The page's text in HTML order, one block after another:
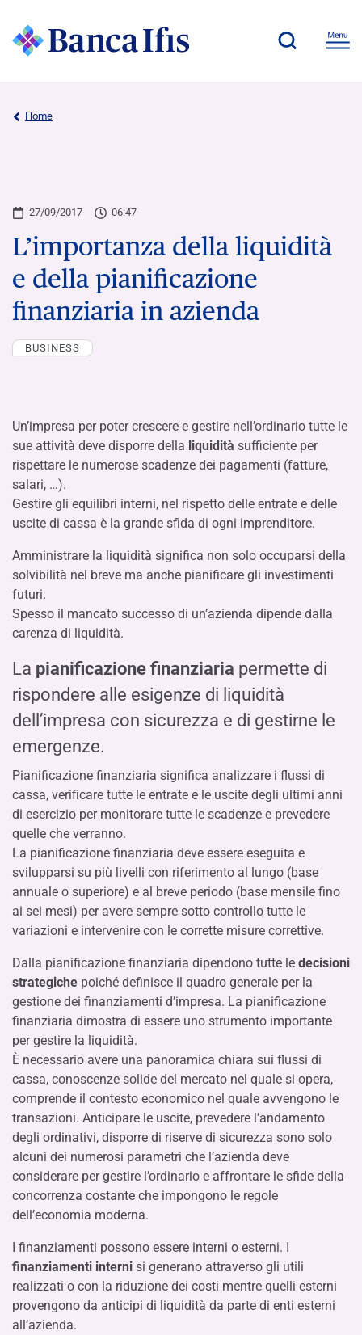
Home
27/09/2017 06:47
L’importanza della liquidità
e della pianificazione
finanziaria in azienda
BUSINESS
Un’impresa per poter crescere e gestire nell’ordinario tutte le
sue attività deve disporre della liquidità sufficiente per
rispettare le numerose scadenze dei pagamenti (fatture,
salari, …).
Gestire gli equilibri interni, nel rispetto delle entrate e delle
uscite di cassa è la grande sfida di ogni imprenditore.
Amministrare la liquidità significa non solo occuparsi della
solvibilità nel breve ma anche pianificare gli investimenti
futuri.
Spesso il mancato successo di un’azienda dipende dalla
carenza di liquidità.
La pianificazione finanziaria permette di
rispondere alle esigenze di liquidità
dell’impresa con sicurezza e di gestirne le
emergenze.
Pianificazione finanziaria significa analizzare i flussi di
cassa, verificare tutte le entrate e le uscite degli ultimi anni
di esercizio per monitorare tutte le scadenze e prevedere
quelle che verranno.
La pianificazione finanziaria deve essere eseguita e
svilupparsi su più livelli con riferimento al lungo (base
annuale o superiore) e al breve periodo (base mensile fino
ai sei mesi) per avere sempre sotto controllo tutte le
variazioni e intervenire con le corrette misure correttive.
Dalla pianificazione finanziaria dipendono tutte le decisioni
strategiche poiché definisce il quadro generale per la
gestione dei finanziamenti d’impresa. La pianificazione
finanziaria dimostra di essere uno strumento importante
per gestire la liquidità.
È necessario avere una panoramica chiara sui flussi di
cassa, conoscenze solide del mercato nel quale si opera,
comprende il contesto economico nel quale avvengono le
transazioni. Anticipare le uscite, prevedere l’andamento
degli ordinativi, disporre di riserve di sicurezza sono solo
alcuni dei numerosi parametri che l’azienda deve
considerare per gestire l’ordinario e affrontare le sfide della
concorrenza costante che impongono le regole
dell’economia moderna.
I finanziamenti possono essere interni o esterni. I
finanziamenti interni si generano attraverso gli utili
realizzati o con la riduzione dei costi mentre quelli esterni
provengono da anticipi di liquidità da parte di enti esterni
all’azienda.